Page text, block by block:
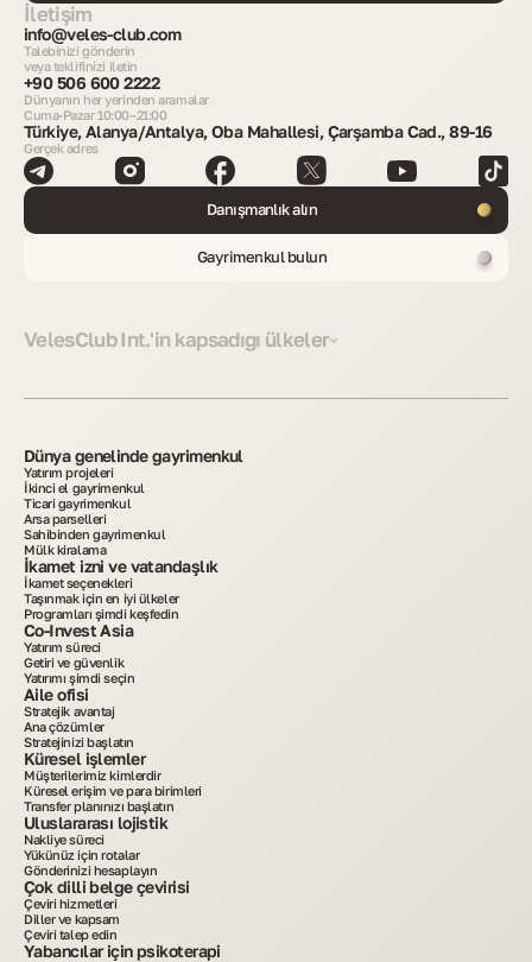
İletişim
info@veles-club.com
Talebinizi gönderin
veya teklifinizi iletin
+90 506 600 2222
Dünyanın her yerinden aramalar
Cuma-Pazar 10:00–21:00
Türkiye, Alanya/Antalya, Oba Mahallesi, Çarşamba Cad., 89-16
Gerçek adres
Danışmanlık alın
Gayrimenkul bulun
VelesClub Int.'in kapsadığı ülkeler
Dünya genelinde gayrimenkul
Yatırım projeleri
İkinci el gayrimenkul
Ticari gayrimenkul
Arsa parselleri
Sahibinden gayrimenkul
Mülk kiralama
İkamet izni ve vatandaşlık
İkamet seçenekleri
Taşınmak için en iyi ülkeler
Programları şimdi keşfedin
Co-Invest Asia
Yatırım süreci
Getiri ve güvenlik
Yatırımı şimdi seçin
Aile ofisi
Stratejik avantaj
Ana çözümler
Stratejinizi başlatın
Küresel işlemler
Müşterilerimiz kimlerdir
Küresel erişim ve para birimleri
Transfer planınızı başlatın
Uluslararası lojistik
Nakliye süreci
Yükünüz için rotalar
Gönderinizi hesaplayın
Çok dilli belge çevirisi
Çeviri hizmetleri
Diller ve kapsam
Çeviri talep edin
Yabancılar için psikoterapi